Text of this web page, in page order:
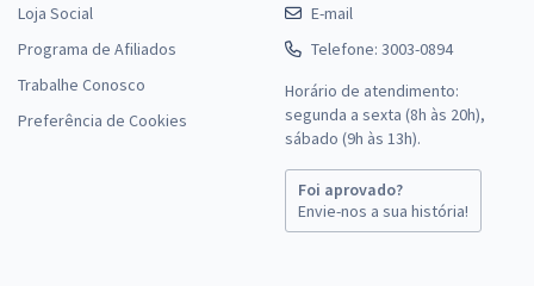
Loja Social
Programa de Afiliados
Trabalhe Conosco
Preferência de Cookies
E-mail
Telefone: 3003-0894
Horário de atendimento:
segunda a sexta (8h às 20h),
sábado (9h às 13h).
Foi aprovado?
Envie-nos a sua história!